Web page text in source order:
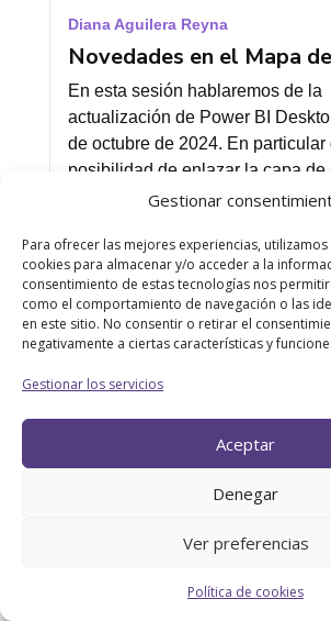
Gestionar
Para ofrecer las mejores experiencias,
cookies para almacenar y/o acceder a la
consentimiento de estas tecnologías nos
como el comportamiento de navegación o las
en este sitio. No consentir o retirar el
negativamente a ciertas características y
Gestionar los servicios
Aceptar
Denegar
Ver preferencias
Política de cookies
Diana Aguilera Reyna
Novedades en el Mapa
En esta sesión hablaremos de la
actualización de Power BI
de octubre de 2024. En particular
posibilidad de enlazar la capa de
los datos del modelo, algo que
mayor dinamismo a nuestros
CANAL 4 vi. 20:00 - 20:30
Osmani Redondo
Una sesión motivacional conmigo
experiencia transformadora
mi trayectoria personal de
superando desafíos al entrar en el
estrategias prácticas, inspiro a las